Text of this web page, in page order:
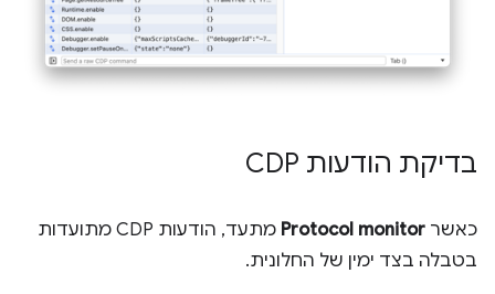
בדיקת הודעות CDP
כאשר Protocol monitor
מתעד, הודעות CDP מתועדות
בטבלה בצד ימין של החלונית.